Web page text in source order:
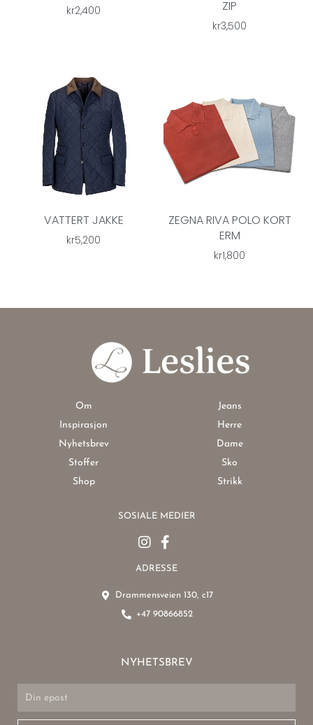
kr2,400
ZIP
kr3,500
VATTERT JAKKE
kr5,200
ZEGNA RIVA POLO KORT
ERM
kr1,800
Om
Inspirasjon
Nyhetsbrev
Stoffer
Shop
Jeans
Herre
Dame
Sko
Strikk
SOSIALE MEDIER
ADRESSE
Drammensveien 130, c17
+47 90866852
NYHETSBREV